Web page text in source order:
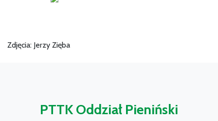
Zdjęcia: Jerzy Zięba
PTTK Oddział Pieniński